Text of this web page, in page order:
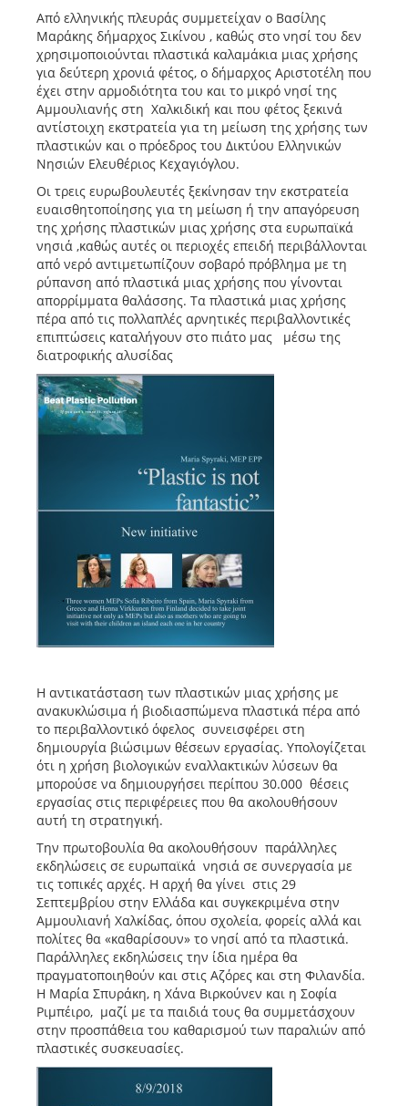
Από ελληνικής πλευράς συμμετείχαν ο Βασίλης
Μαράκης δήμαρχος Σικίνου , καθώς στο νησί του δεν
χρησιμοποιούνται πλαστικά καλαμάκια μιας χρήσης
για δεύτερη χρονιά φέτος, ο δήμαρχος Αριστοτέλη που
έχει στην αρμοδιότητα του και το μικρό νησί της
Αμμουλιανής στη Χαλκιδική και που φέτος ξεκινά
αντίστοιχη εκστρατεία για τη μείωση της χρήσης των
πλαστικών και ο πρόεδρος του Δικτύου Ελληνικών
Νησιών Ελευθέριος Κεχαγιόγλου.
Οι τρεις ευρωβουλευτές ξεκίνησαν την εκστρατεία
ευαισθητοποίησης για τη μείωση ή την απαγόρευση
της χρήσης πλαστικών μιας χρήσης στα ευρωπαϊκά
νησιά ,καθώς αυτές οι περιοχές επειδή περιβάλλονται
από νερό αντιμετωπίζουν σοβαρό πρόβλημα με τη
ρύπανση από πλαστικά μιας χρήσης που γίνονται
απορρίμματα θαλάσσης. Τα πλαστικά μιας χρήσης
πέρα από τις πολλαπλές αρνητικές περιβαλλοντικές
επιπτώσεις καταλήγουν στο πιάτο μας μέσω της
διατροφικής αλυσίδας
Η αντικατάσταση των πλαστικών μιας χρήσης με
ανακυκλώσιμα ή βιοδιασπώμενα πλαστικά πέρα από
το περιβαλλοντικό όφελος συνεισφέρει στη
δημιουργία βιώσιμων θέσεων εργασίας. Υπολογίζεται
ότι η χρήση βιολογικών εναλλακτικών λύσεων θα
μπορούσε να δημιουργήσει περίπου 30.000 θέσεις
εργασίας στις περιφέρειες που θα ακολουθήσουν
αυτή τη στρατηγική.
Την πρωτοβουλία θα ακολουθήσουν παράλληλες
εκδηλώσεις σε ευρωπαϊκά νησιά σε συνεργασία με
τις τοπικές αρχές. Η αρχή θα γίνει στις 29
Σεπτεμβρίου στην Ελλάδα και συγκεκριμένα στην
Αμμουλιανή Χαλκίδας, όπου σχολεία, φορείς αλλά και
πολίτες θα «καθαρίσουν» το νησί από τα πλαστικά.
Παράλληλες εκδηλώσεις την ίδια ημέρα θα
πραγματοποιηθούν και στις Αζόρες και στη Φιλανδία.
Η Μαρία Σπυράκη, η Χάνα Βιρκούνεν και η Σοφία
Ριμπέιρο, μαζί με τα παιδιά τους θα συμμετάσχουν
στην προσπάθεια του καθαρισμού των παραλιών από
πλαστικές συσκευασίες.